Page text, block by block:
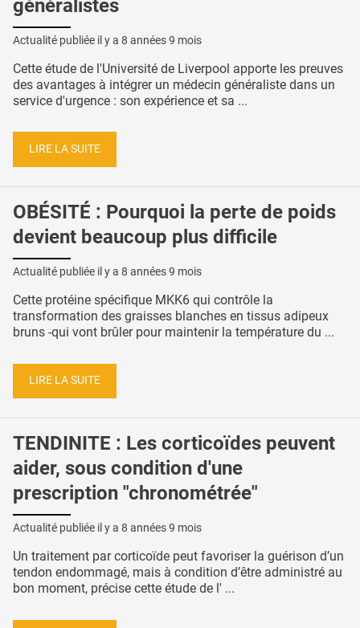
généralistes
Actualité publiée il y a 8 années 9 mois
Cette étude de l'Université de Liverpool apporte les preuves
des avantages à intégrer un médecin généraliste dans un
service d'urgence : son expérience et sa ...
LIRE LA SUITE
OBÉSITÉ : Pourquoi la perte de poids
devient beaucoup plus difficile
Actualité publiée il y a 8 années 9 mois
Cette protéine spécifique MKK6 qui contrôle la
transformation des graisses blanches en tissus adipeux
bruns -qui vont brûler pour maintenir la température du ...
LIRE LA SUITE
TENDINITE : Les corticoïdes peuvent
aider, sous condition d'une
prescription "chronométrée"
Actualité publiée il y a 8 années 9 mois
Un traitement par corticoïde peut favoriser la guérison d’un
tendon endommagé, mais à condition d’être administré au
bon moment, précise cette étude de l' ...